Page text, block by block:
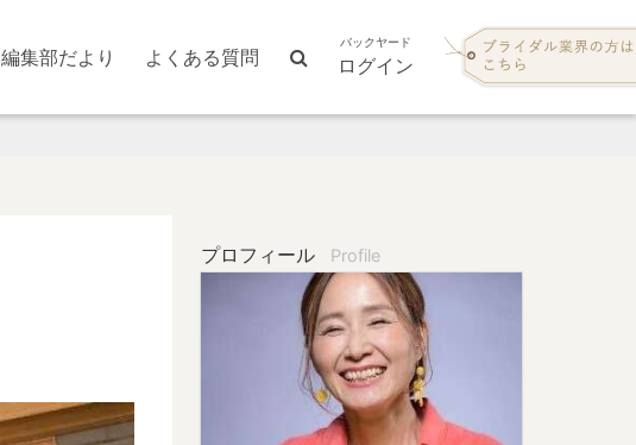
編集部だより よくある質問
バックヤード
ログイン
プロフィール Profile